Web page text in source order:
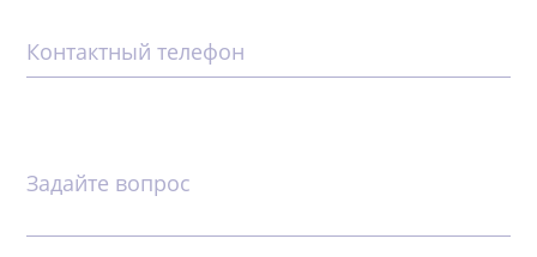
Контактный телефон
Задайте вопрос